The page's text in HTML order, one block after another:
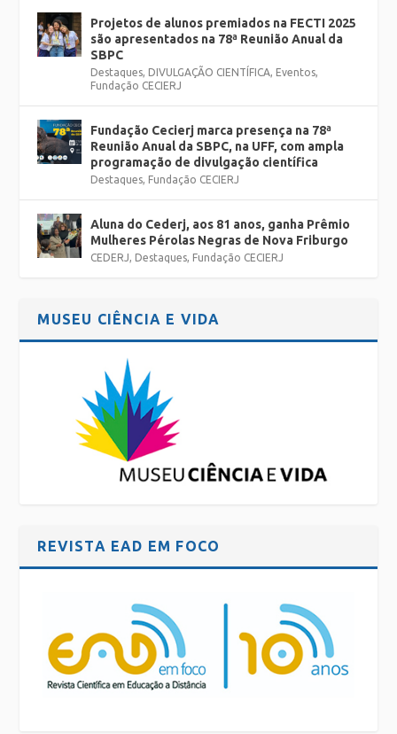
Projetos de alunos premiados na FECTI 2025
são apresentados na 78ª Reunião Anual da
SBPC
Destaques, DIVULGAÇÃO CIENTÍFICA, Eventos,
Fundação CECIERJ
Fundação Cecierj marca presença na 78ª
Reunião Anual da SBPC, na UFF, com ampla
programação de divulgação científica
Destaques, Fundação CECIERJ
Aluna do Cederj, aos 81 anos, ganha Prêmio
Mulheres Pérolas Negras de Nova Friburgo
CEDERJ, Destaques, Fundação CECIERJ
MUSEU CIÊNCIA E VIDA
REVISTA EAD EM FOCO